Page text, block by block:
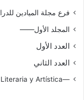
فرع مجلة الميادين
المجلد الأول——
العدد الأول
العدد الثاني
—Rama de la Revista Al-Mayadeen para Estudios de Estética Literaria y Artística